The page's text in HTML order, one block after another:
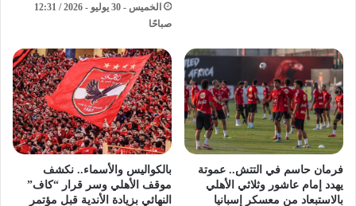
الخميس - 30 يوليو - 2026 / 12:31
صباحًا
فرمان حاسم في التتش.. عموتة
يهدد إمام عاشور وثلاثي الأهلي
بالاستبعاد من معسكر إسبانيا
بالكواليس والأسماء.. نكشف
موقف الأهلي وسر قرار “كاف”
النهائي بزيادة الأندية قبل مؤتمر